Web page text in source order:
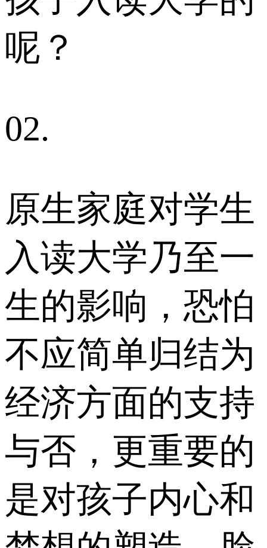
呢？
02.
原生家庭对学生
入读大学乃至一
生的影响，恐怕
不应简单归结为
经济方面的支持
与否，更重要的
是对孩子内心和